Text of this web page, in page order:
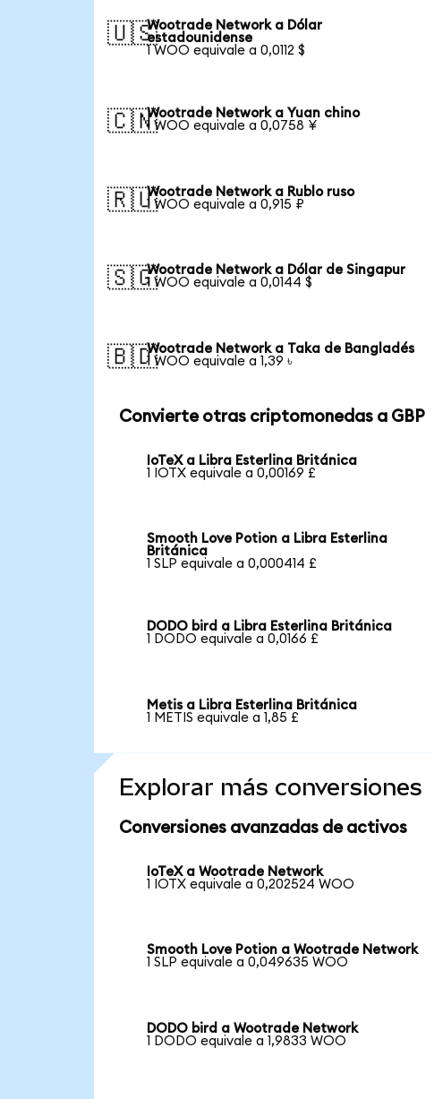
🇺🇸Wootrade Network a Dólar
estadounidense
1 WOO equivale a 0,0112 $
🇨🇳Wootrade Network a Yuan chino
1 WOO equivale a 0,0758 ¥
🇷🇺Wootrade Network a Rublo ruso
1 WOO equivale a 0,915 ₽
🇸🇬Wootrade Network a Dólar de Singapur
1 WOO equivale a 0,0144 $
🇧🇩Wootrade Network a Taka de Bangladés
1 WOO equivale a 1,39 ৳
Convierte otras criptomonedas a GBP
IoTeX a Libra Esterlina Británica
1 IOTX equivale a 0,00169 £
Smooth Love Potion a Libra Esterlina
Británica
1 SLP equivale a 0,000414 £
DODO bird a Libra Esterlina Británica
1 DODO equivale a 0,0166 £
Metis a Libra Esterlina Británica
1 METIS equivale a 1,85 £
Explorar más conversiones
Conversiones avanzadas de activos
IoTeX a Wootrade Network
1 IOTX equivale a 0,202524 WOO
Smooth Love Potion a Wootrade Network
1 SLP equivale a 0,049635 WOO
DODO bird a Wootrade Network
1 DODO equivale a 1,9833 WOO